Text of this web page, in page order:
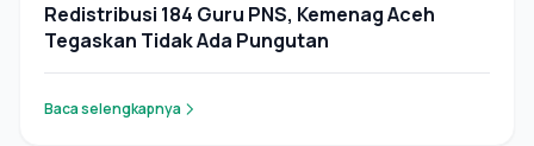
Redistribusi 184 Guru PNS, Kemenag Aceh
Tegaskan Tidak Ada Pungutan
Baca selengkapnya